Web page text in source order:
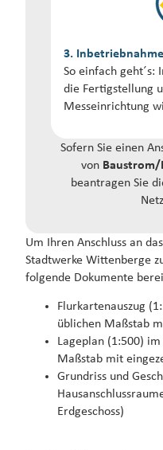
3. Inbetriebnahme
So einfach geht´s:
die Fertigstellung
Messeinrichtung
Sofern Sie einen
von Baustrom/
beantragen Sie
Um Ihren Anschluss an
Stadtwerke Wittenberge
folgende Dokumente
Flurkartenauszug
üblichen Maßstab
Lageplan (1:500)
Maßstab mit
Grundriss und
Erdgeschoss)